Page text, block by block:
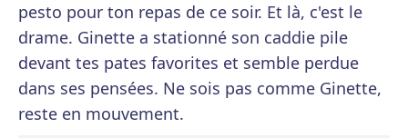
pesto pour ton repas de ce soir. Et là, c'est le
drame. Ginette a stationné son caddie pile
devant tes pates favorites et semble perdue
dans ses pensées. Ne sois pas comme Ginette,
reste en mouvement.